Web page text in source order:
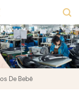
De Bebê